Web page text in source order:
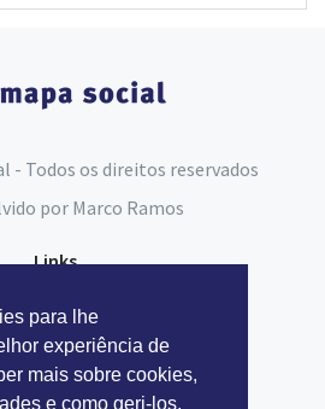
para lhe
experiência de
mais sobre cookies,
e como geri-los,
- Todos os direitos reservados
porMarco Ramos
Links
Carta Social
Social